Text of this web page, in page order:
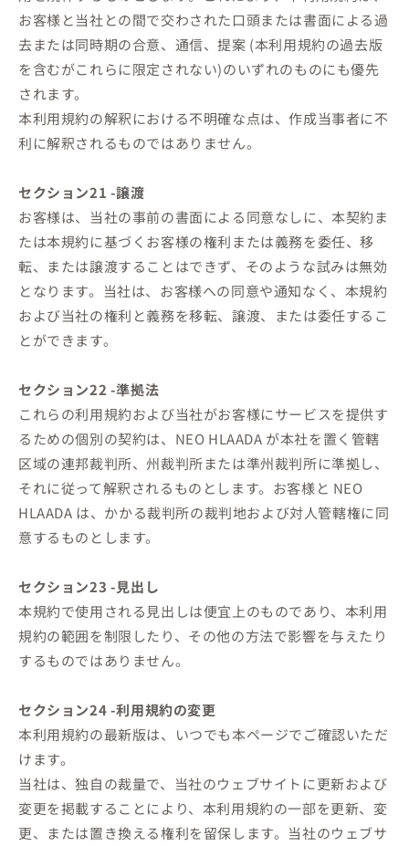
お客様と当社との間で交わされた口頭または書面による過
去または同時期の合意、通信、提案 (本利用規約の過去版
を含むがこれらに限定されない)のいずれのものにも優先
されます。
本利用規約の解釈における不明確な点は、作成当事者に不
利に解釈されるものではありません。
セクション21 -譲渡
お客様は、当社の事前の書面による同意なしに、本契約ま
たは本規約に基づくお客様の権利または義務を委任、移
転、または譲渡することはできず、そのような試みは無効
となります。当社は、お客様への同意や通知なく、本規約
および当社の権利と義務を移転、譲渡、または委任するこ
とができます。
セクション22 -準拠法
これらの利用規約および当社がお客様にサービスを提供す
るための個別の契約は、NEO HLAADA が本社を置く管轄
区域の連邦裁判所、州裁判所または準州裁判所に準拠し、
それに従って解釈されるものとします。お客様と NEO
HLAADA は、かかる裁判所の裁判地および対人管轄権に同
意するものとします。
セクション23 -見出し
本規約で使用される見出しは便宜上のものであり、本利用
規約の範囲を制限したり、その他の方法で影響を与えたり
するものではありません。
セクション24 -利用規約の変更
本利用規約の最新版は、いつでも本ページでご確認いただ
けます。
当社は、独自の裁量で、当社のウェブサイトに更新および
変更を掲載することにより、本利用規約の一部を更新、変
更、または置き換える権利を留保します。当社のウェブサ